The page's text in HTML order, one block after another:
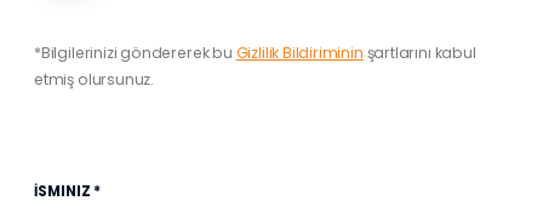
*Bilgilerinizi göndererek bu Gizlilik Bildiriminin şartlarını kabul
etmiş olursunuz.
İSMINIZ *